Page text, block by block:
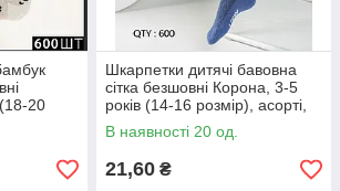
20
Шкарпетки дитячі бавовна
сітка безшовні Корона, 3-5
років (14-16 розмір), асорті,
401-3
В наявності 20 од.
21,60 ₴